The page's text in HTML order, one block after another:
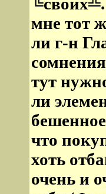
мне тот
ли г-н
тут
ли
что
хоть
очень и